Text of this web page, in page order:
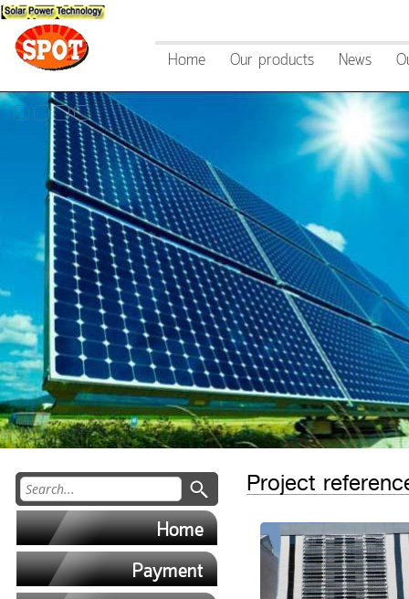
Home Our products News
Home
Payment
Project